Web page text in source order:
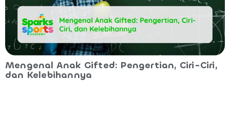
Mengenal Anak Gifted: Pengertian, Ciri-Ciri,
dan Kelebihannya